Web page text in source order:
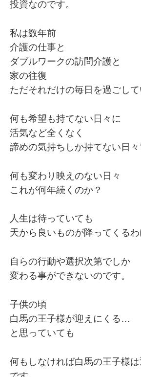
投資なのです。
私は数年前
介護の仕事と
ダブルワークの訪問介護と
家の往復
ただそれだけの毎日を過ごして
何も希望も持てない日々に
活気など全くなく
諦めの気持ちしか持てない日々
何も変わり映えのない日々
これが何年続くのか？
人生は待っていても
天から良いものが降ってくるわ
自らの行動や選択次第でしか
変わる事ができないのです。
子供の頃
白馬の王子様が迎えにくる…
と思っていても
何もしなければ白馬の王子様